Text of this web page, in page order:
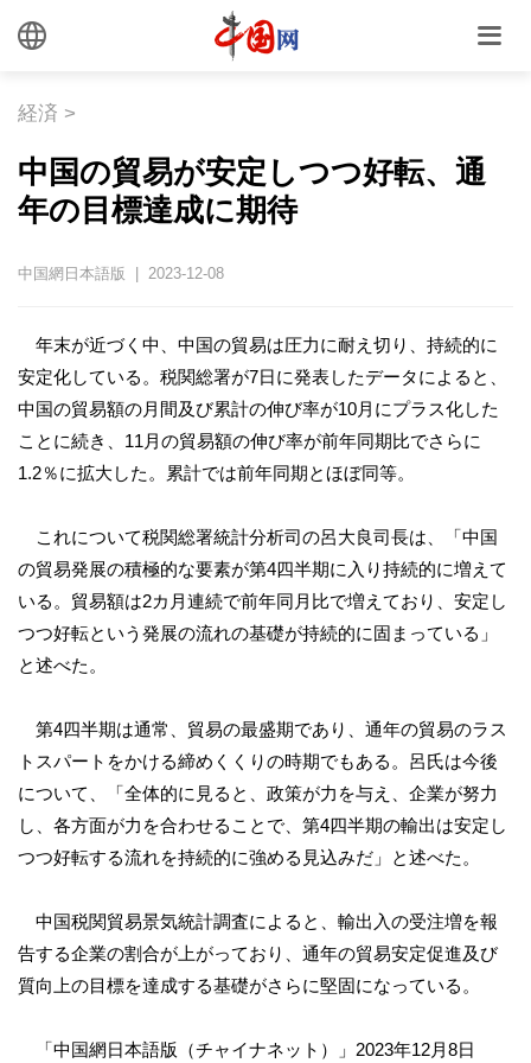
経済 >
中国の貿易が安定しつつ好転、通
年の目標達成に期待
中国網日本語版 | 2023-12-08
年末が近づく中、中国の貿易は圧力に耐え切り、持続的に
安定化している。税関総署が7日に発表したデータによると、
中国の貿易額の月間及び累計の伸び率が10月にプラス化した
ことに続き、11月の貿易額の伸び率が前年同期比でさらに
1.2％に拡大した。累計では前年同期とほぼ同等。
これについて税関総署統計分析司の呂大良司長は、「中国
の貿易発展の積極的な要素が第4四半期に入り持続的に増えて
いる。貿易額は2カ月連続で前年同月比で増えており、安定し
つつ好転という発展の流れの基礎が持続的に固まっている」
と述べた。
第4四半期は通常、貿易の最盛期であり、通年の貿易のラス
トスパートをかける締めくくりの時期でもある。呂氏は今後
について、「全体的に見ると、政策が力を与え、企業が努力
し、各方面が力を合わせることで、第4四半期の輸出は安定し
つつ好転する流れを持続的に強める見込みだ」と述べた。
中国税関貿易景気統計調査によると、輸出入の受注増を報
告する企業の割合が上がっており、通年の貿易安定促進及び
質向上の目標を達成する基礎がさらに堅固になっている。
「中国網日本語版（チャイナネット）」2023年12月8日